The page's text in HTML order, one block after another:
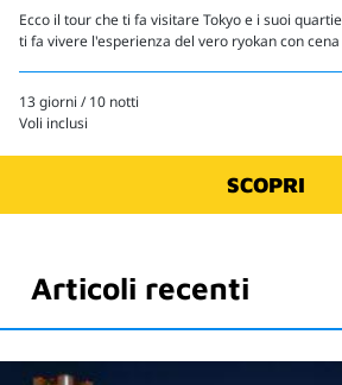
Ecco il tour che ti fa visitare Tokyo e i suoi
ti fa vivere l'esperienza del vero ryokan con
13 giorni / 10 notti
Voli inclusi
SCOPRI
Articoli recenti